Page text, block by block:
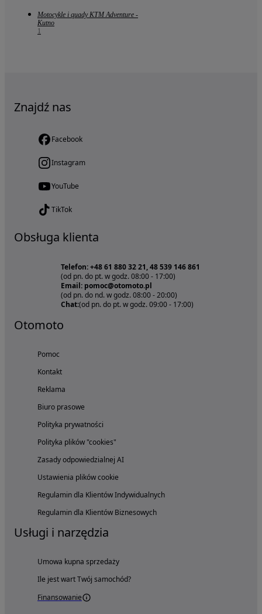
Motocykle i quady KTM Adventure -
Kutno
1
Znajdź nas
Facebook
Instagram
YouTube
TikTok
Obsługa klienta
Telefon: +48 61 880 32 21, 48 539 146 861
(od pn. do pt. w godz. 08:00 - 17:00)
Email: pomoc@otomoto.pl
(od pn. do nd. w godz. 08:00 - 20:00)
Chat:(od pn. do pt. w godz. 09:00 - 17:00)
Otomoto
Pomoc
Kontakt
Reklama
Biuro prasowe
Polityka prywatności
Polityka plików "cookies"
Zasady odpowiedzialnej AI
Ustawienia plików cookie
Regulamin dla Klientów Indywidualnych
Regulamin dla Klientów Biznesowych
Usługi i narzędzia
Umowa kupna sprzedaży
Ile jest wart Twój samochód?
Finansowanie